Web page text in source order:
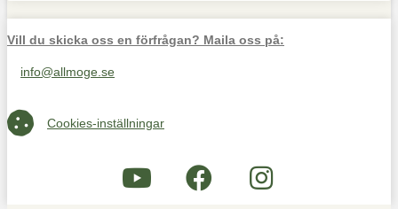
Vill du skicka oss en förfrågan? Maila oss på:
Maila oss på info@allmoge.se
info@allmoge.se
Cookies-inställningar
Cookies-inställningar